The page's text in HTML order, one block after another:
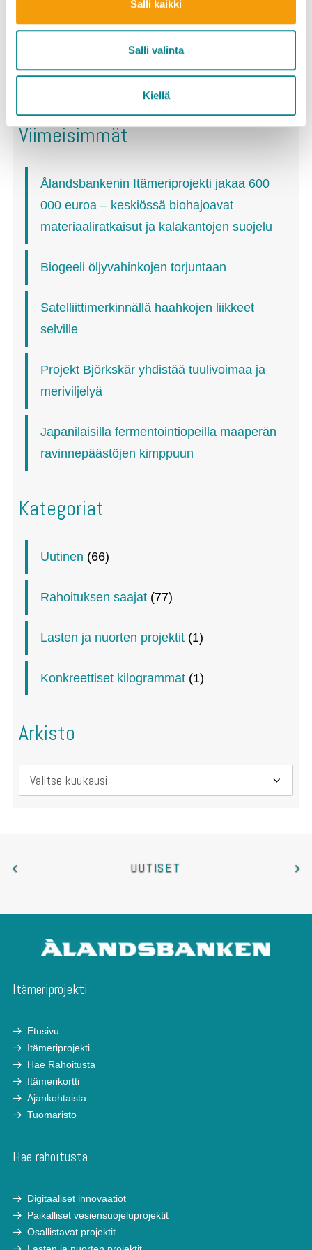
Salli kaikki
Salli valinta
Kiellä
Hae artikkelia
Viimeisimmät
Ålandsbankenin Itämeriprojekti jakaa 600
000 euroa – keskiössä biohajoavat
materiaaliratkaisut ja kalakantojen suojelu
Biogeeli öljyvahinkojen torjuntaan
Satelliittimerkinnällä haahkojen liikkeet
selville
Projekt Björkskär yhdistää tuulivoimaa ja
meriviljelyä
Japanilaisilla fermentointiopeilla maaperän
ravinnepäästöjen kimppuun
Kategoriat
Uutinen (66)
Rahoituksen saajat (77)
Lasten ja nuorten projektit (1)
Konkreettiset kilogrammat (1)
Arkisto
Arkisto
UUTISET
Itämeriprojekti
Etusivu
Itämeriprojekti
Hae Rahoitusta
Itämerikortti
Ajankohtaista
Tuomaristo
Hae rahoitusta
Digitaaliset innovaatiot
Paikalliset vesiensuojeluprojektit
Osallistavat projektit